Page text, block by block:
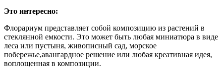
Это интересно:
Флорариум представляет собой композицию из растений в
стеклянной емкости. Это может быть любая миниатюра в виде
леса или пустыня, живописный сад, морское
побережье,авангардное решение или любая креативная идея,
воплощенная в композиции.